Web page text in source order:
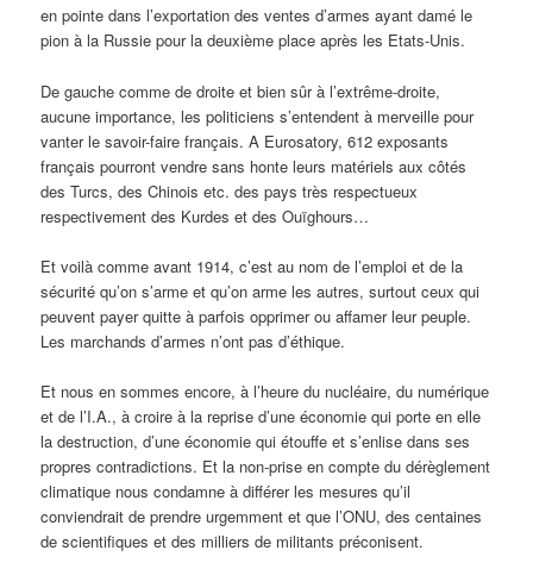
en pointe dans l’exportation des ventes d’armes ayant damé le
pion à la Russie pour la deuxième place après les Etats-Unis.
De gauche comme de droite et bien sûr à l’extrême-droite,
aucune importance, les politiciens s’entendent à merveille pour
vanter le savoir-faire français. A Eurosatory, 612 exposants
français pourront vendre sans honte leurs matériels aux côtés
des Turcs, des Chinois etc. des pays très respectueux
respectivement des Kurdes et des Ouïghours…
Et voilà comme avant 1914, c’est au nom de l’emploi et de la
sécurité qu’on s’arme et qu’on arme les autres, surtout ceux qui
peuvent payer quitte à parfois opprimer ou affamer leur peuple.
Les marchands d’armes n’ont pas d’éthique.
Et nous en sommes encore, à l’heure du nucléaire, du numérique
et de l’I.A., à croire à la reprise d’une économie qui porte en elle
la destruction, d’une économie qui étouffe et s’enlise dans ses
propres contradictions. Et la non-prise en compte du dérèglement
climatique nous condamne à différer les mesures qu’il
conviendrait de prendre urgemment et que l’ONU, des centaines
de scientifiques et des milliers de militants préconisent.